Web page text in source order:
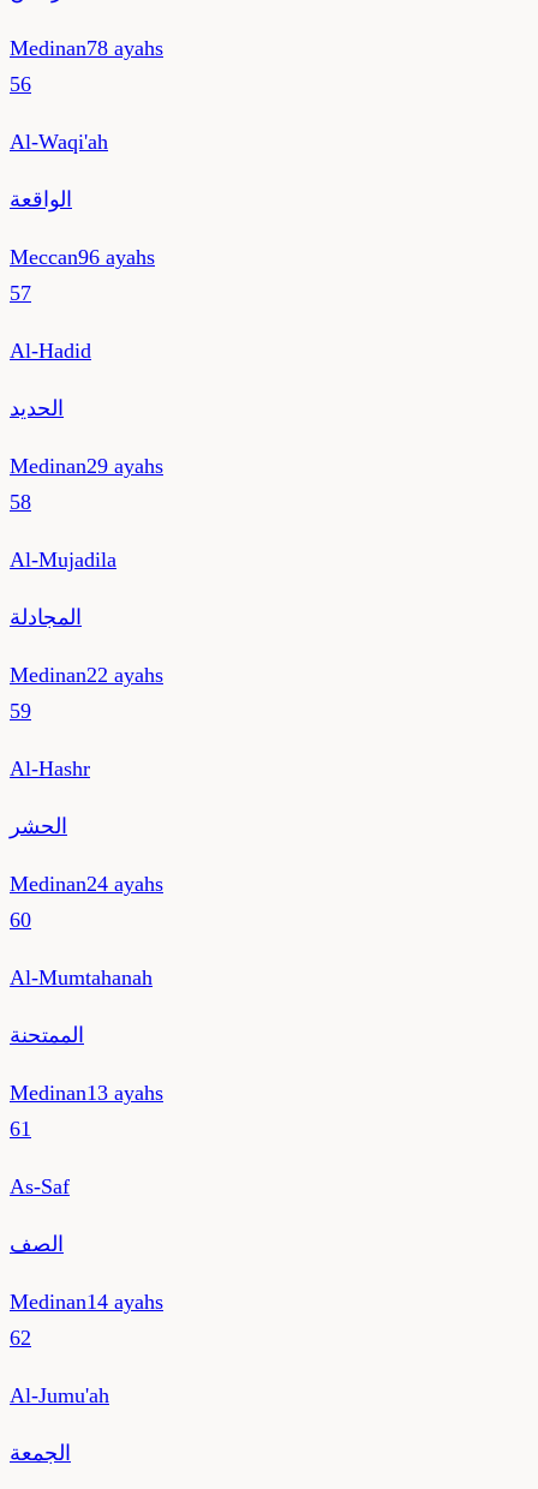
Medinan78 ayahs
56
Al-Waqi'ah
الواقعة
Meccan96 ayahs
57
Al-Hadid
الحديد
Medinan29 ayahs
58
Al-Mujadila
المجادلة
Medinan22 ayahs
59
Al-Hashr
الحشر
Medinan24 ayahs
60
Al-Mumtahanah
الممتحنة
Medinan13 ayahs
61
As-Saf
الصف
Medinan14 ayahs
62
Al-Jumu'ah
الجمعة